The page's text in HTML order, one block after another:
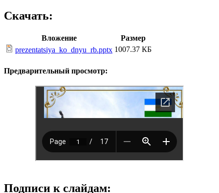
Скачать:
Вложение
Размер
prezentatsiya_ko_dnyu_rb.pptx 1007.37 КБ
Предварительный просмотр:
Подписи к слайдам: